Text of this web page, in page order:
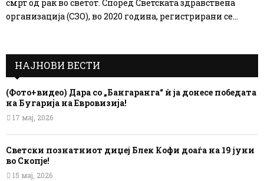
смрт од рак во светот. Според Светската здравствена
организација (СЗО), во 2020 година, регистрирани се...
НАЈНОВИ ВЕСТИ
(Фото+видео) Дара со „Бангаранга“ ѝ ја донесе победата
на Бугарија на Евровизија!
17 мај, 2026
Светски познатниот диџеј Блек Кофи доаѓа на 19 јуни
во Скопје!
15 мај, 2026